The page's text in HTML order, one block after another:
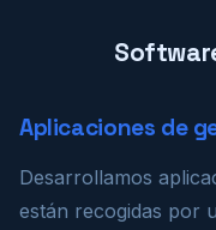
Aplicaciones de
Desarrollamos
están recogidas por